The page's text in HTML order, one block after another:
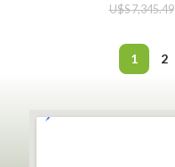
U$S7,345.49
1 2